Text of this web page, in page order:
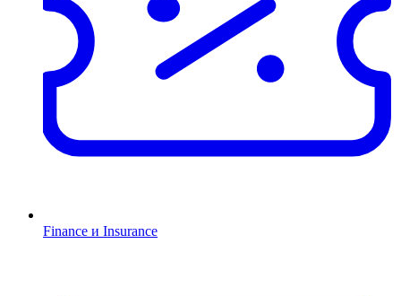
Finance и Insurance